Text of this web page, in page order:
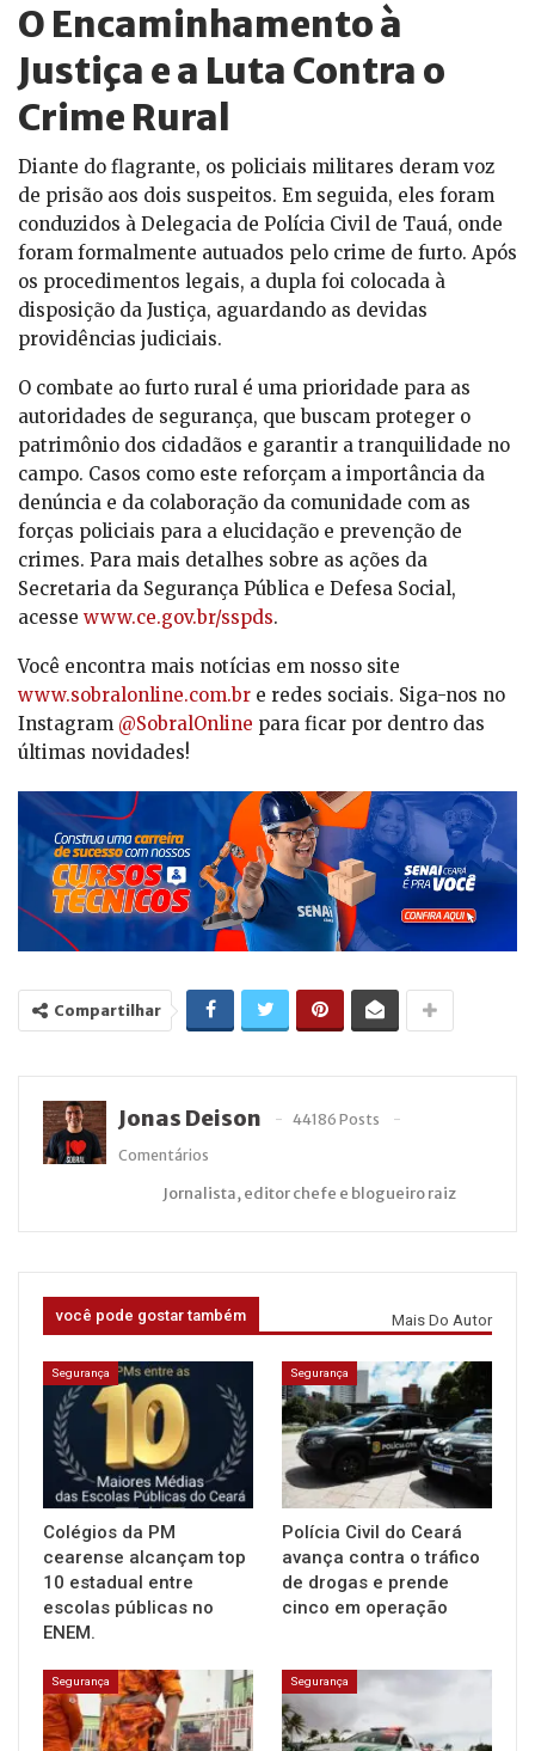
O Encaminhamento à
Justiça e a Luta Contra o
Crime Rural
Diante do flagrante, os policiais militares deram voz
de prisão aos dois suspeitos. Em seguida, eles foram
conduzidos à Delegacia de Polícia Civil de Tauá, onde
foram formalmente autuados pelo crime de furto. Após
os procedimentos legais, a dupla foi colocada à
disposição da Justiça, aguardando as devidas
providências judiciais.
O combate ao furto rural é uma prioridade para as
autoridades de segurança, que buscam proteger o
patrimônio dos cidadãos e garantir a tranquilidade no
campo. Casos como este reforçam a importância da
denúncia e da colaboração da comunidade com as
forças policiais para a elucidação e prevenção de
crimes. Para mais detalhes sobre as ações da
Secretaria da Segurança Pública e Defesa Social,
acesse www.ce.gov.br/sspds.
Você encontra mais notícias em nosso site
www.sobralonline.com.br e redes sociais. Siga-nos no
Instagram @SobralOnline para ficar por dentro das
últimas novidades!
Compartilhar
Jonas Deison
44186 Posts
Comentários
Jornalista, editor chefe e blogueiro raiz
você pode gostar também Mais Do Autor
Segurança
Colégios da PM
cearense alcançam top
10 estadual entre
escolas públicas no
ENEM.
Segurança
Polícia Civil do Ceará
avança contra o tráfico
de drogas e prende
cinco em operação
Segurança Segurança